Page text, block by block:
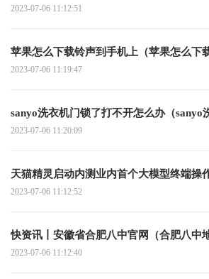
2023-07-06 11:12:51
苹果怎么下载铃声到手机上（苹果怎么下
2023-07-06 11:19:47
sanyo洗衣机门锁了打不开怎么办（sanyo
2023-07-06 11:20:09
天猫精灵启动内测业内首个大模型终端操
2023-07-06 11:12:52
快资讯丨安徽省合肥八中官网（合肥八中
2023-07-06 11:12:40